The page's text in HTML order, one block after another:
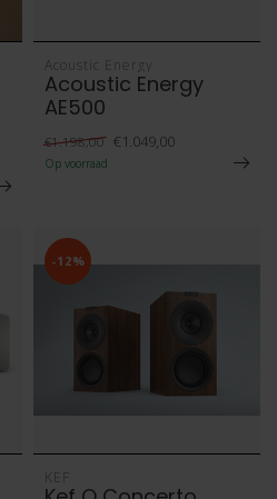
Acoustic Energy
Acoustic Energy
AE500
€1.198,00 €1.049,00
Op voorraad
-12%
KEF